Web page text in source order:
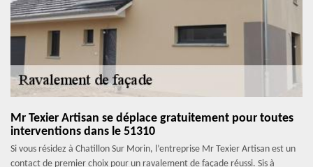
Mr Texier Artisan se déplace gratuitement pour toutes
interventions dans le 51310
Si vous résidez à Chatillon Sur Morin, l’entreprise Mr Texier Artisan est un
contact de premier choix pour un ravalement de façade réussi. Sis à